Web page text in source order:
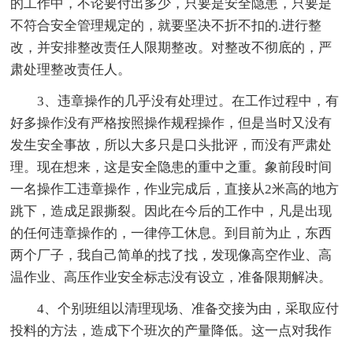
的工作中，不论要付出多少，只要是安全隐患，只要是
不符合安全管理规定的，就要坚决不折不扣的.进行整
改，并安排整改责任人限期整改。对整改不彻底的，严
肃处理整改责任人。
3、违章操作的几乎没有处理过。在工作过程中，有
好多操作没有严格按照操作规程操作，但是当时又没有
发生安全事故，所以大多只是口头批评，而没有严肃处
理。现在想来，这是安全隐患的重中之重。象前段时间
一名操作工违章操作，作业完成后，直接从2米高的地方
跳下，造成足跟撕裂。因此在今后的工作中，凡是出现
的任何违章操作的，一律停工休息。到目前为止，东西
两个厂子，我自己简单的找了找，发现像高空作业、高
温作业、高压作业安全标志没有设立，准备限期解决。
4、个别班组以清理现场、准备交接为由，采取应付
投料的方法，造成下个班次的产量降低。这一点对我作